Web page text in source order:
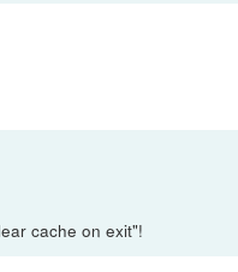
cache on exit"!